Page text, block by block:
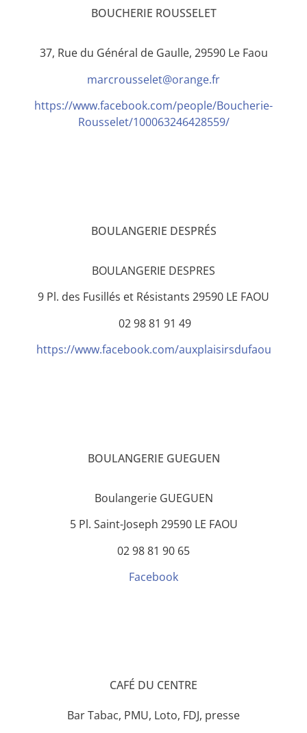
BOUCHERIE ROUSSELET
37, Rue du Général de Gaulle, 29590 Le Faou
marcrousselet@orange.fr
https://www.facebook.com/people/Boucherie-
Rousselet/100063246428559/
BOULANGERIE DESPRÉS
BOULANGERIE DESPRES
9 Pl. des Fusillés et Résistants 29590 LE FAOU
02 98 81 91 49
https://www.facebook.com/auxplaisirsdufaou
BOULANGERIE GUEGUEN
Boulangerie GUEGUEN
5 Pl. Saint-Joseph 29590 LE FAOU
02 98 81 90 65
Facebook
CAFÉ DU CENTRE
Bar Tabac, PMU, Loto, FDJ, presse